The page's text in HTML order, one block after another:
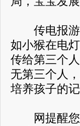
传电报游
如小猴在电
传给第三个
无第三个人
培养孩子的
网提醒您